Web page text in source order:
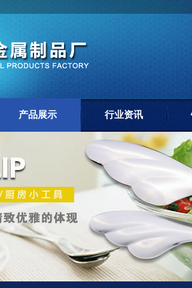
产品展示 行业资讯